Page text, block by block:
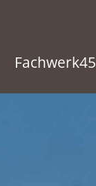
Fachwerk45